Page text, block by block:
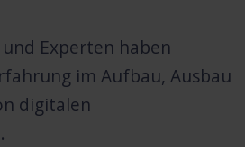
Experten haben
im Aufbau, Ausbau
digitalen